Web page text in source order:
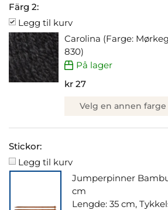
Färg 2:
Legg til kurv
Carolina (Farge:
830)
På lager
kr 27
Velg en annen farge
Stickor:
Legg til kurv
Jumperpinner
cm
Lengde: 35 cm,